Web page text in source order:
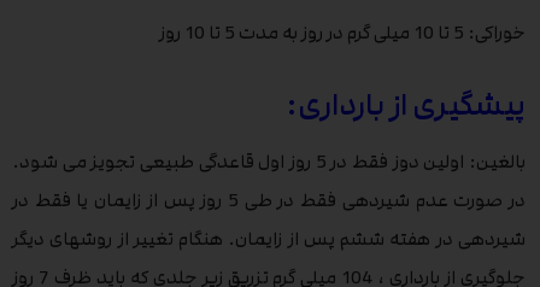
خوراکی: 5 تا 10 میلی گرم در روز به مدت 5 تا 10 روز
پیشگیری از بارداری:
بالغین: اولین دوز فقط در 5 روز اول قاعدگی طبیعی تجویز می شود.
در صورت عدم شیردهی فقط در طی 5 روز پس از زایمان یا فقط در
شیردهی در هفته ششم پس از زایمان. هنگام تغییر از روشهای دیگر
جلوگیری از بارداری ، 104 میلی گرم تزریق زیر جلدی که باید ظرف 7 روز